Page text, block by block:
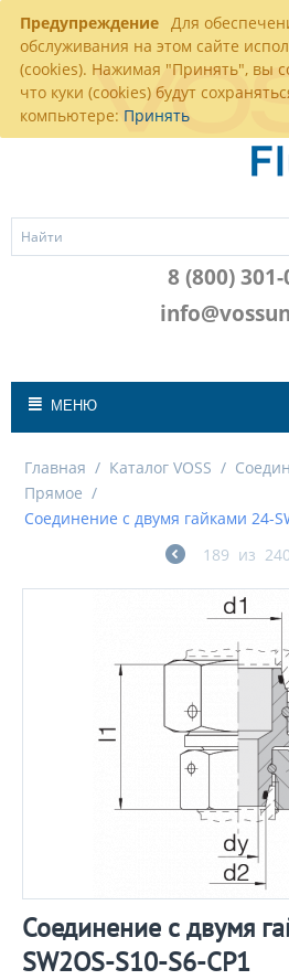
Предупреждение Для
обслуживания на этом сайте
(cookies). Нажимая "Принять", вы
что куки (cookies) будут
компьютере: Принять
8 (800)
МЕНЮ
Главная / Каталог VOSS /
Прямое /
Соединение с двумя гайками 24-
189 из 240
Соединение с двумя
SW2OS-S10-S6-CP1